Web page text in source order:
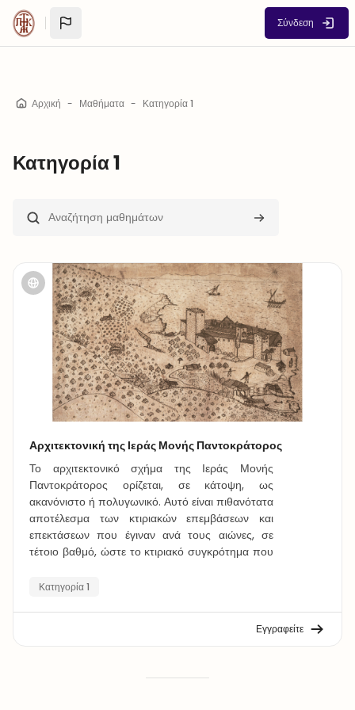
Μετάβαση στο κεντρικό περιεχόμενο
Σύνδεση
Αρχική Μαθήματα Κατηγορία 1
Κατηγορία 1
Αναζήτηση μαθημάτων Αναζήτηση
Αρχιτεκτονική της Ιεράς Μονής Παντοκράτορος
Το αρχιτεκτονικό σχήμα της Ιεράς Μονής
Παντοκράτορος ορίζεται, σε κάτοψη, ως
ακανόνιστο ή πολυγωνικό. Αυτό είναι πιθανότατα
αποτέλεσμα των κτιριακών επεμβάσεων και
επεκτάσεων που έγιναν ανά τους αιώνες, σε
τέτοιο βαθμό, ώστε το κτιριακό συγκρότημα που
και τον 18ο αιώνα. Έτσι, πιστεύεται ότι τα αρχικά
και το Καθολικό (ο κυρίως ναός), περιβαλλόταν
Κατηγορία 1
Εγγραφείτε